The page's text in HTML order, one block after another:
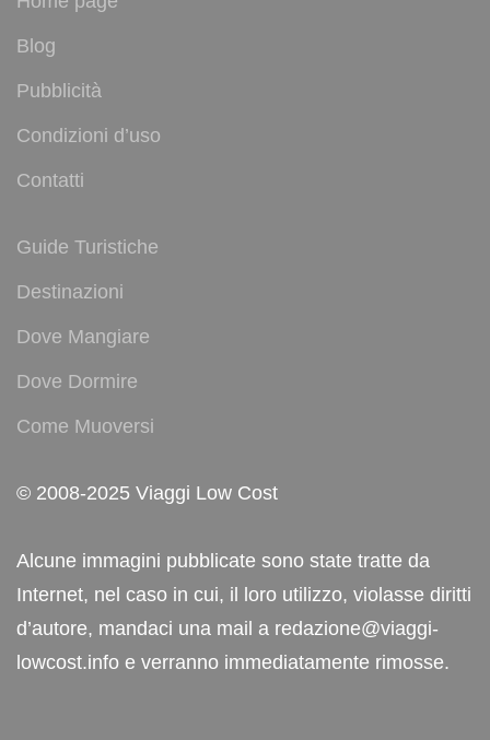
Blog
Pubblicità
Condizioni d’uso
Contatti
Guide Turistiche
Destinazioni
Dove Mangiare
Dove Dormire
Come Muoversi
© 2008-2025 Viaggi Low Cost
Alcune immagini pubblicate sono state tratte da
Internet, nel caso in cui, il loro utilizzo, violasse diritti
d’autore, mandaci una mail a redazione@viaggi-
lowcost.info e verranno immediatamente rimosse.